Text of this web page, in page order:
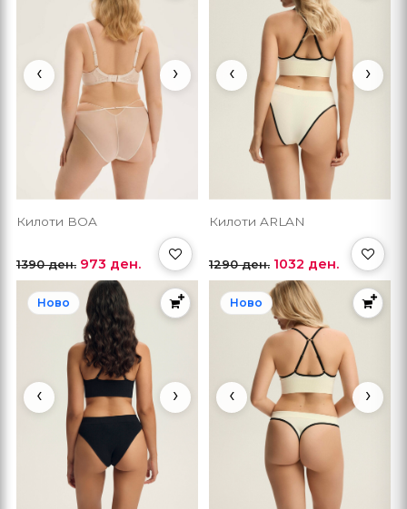
‹ ›
Килоти BOA
1390 ден. 973 ден.
‹ ›
Килоти ARLAN
1290 ден. 1032 ден.
‹ ›
Ново
‹ ›
Ново